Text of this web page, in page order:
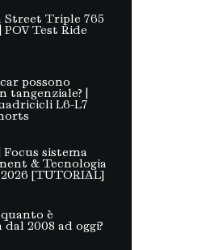
Triple 765
POV Test Ride
possono
tangenziale? |
L6-L7
Focus sistema
& Tecnologia
[TUTORIAL]
è
2008 ad oggi?